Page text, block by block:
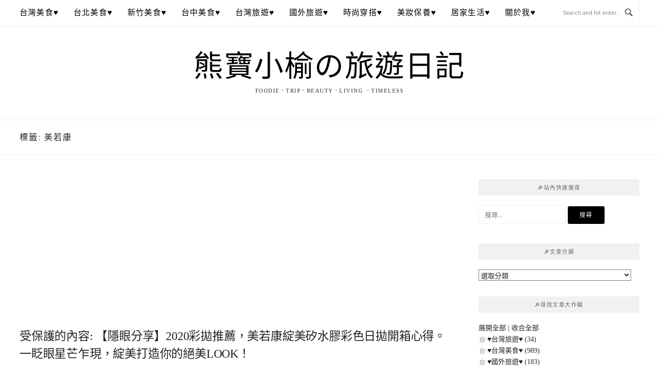
台灣美食♥ 台北美食♥ 新竹美食♥ 台中美食♥ 台灣旅遊♥ 國外旅遊♥ 時尚穿搭♥ 美妝保養♥ 居家生活♥ 關於我♥
熊寶小榆の旅遊日記
FOODIE．TRIP．BEAUTY．LIVING ．TIMELESS
標籤: 美若康
受保護的內容: 【隱眼分享】2020彩拋推薦，美若康綻美矽水膠彩色日拋開箱心得。
一眨眼星芒乍現，綻美打造你的絕美LOOK！
🔎站內快速搜尋
🔎文章分類
🔎
🔎尋找文章大作戰
展開全部
收合全部
♥台灣旅遊♥ (34)
♥台灣美食♥ (989)
♥國外旅遊♥ (183)